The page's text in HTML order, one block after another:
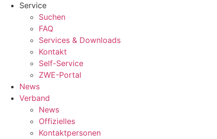
Service
Suchen
FAQ
Services & Downloads
Kontakt
Self-Service
ZWE-Portal
News
Verband
News
Offizielles
Kontaktpersonen